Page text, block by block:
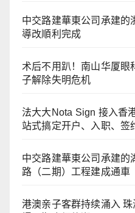
中交路建華東公司承建的
導改順利完成
术后不用趴！南山华厦眼
子解除失明危机
法大大Nota Sign 接入香
站式搞定开户、入职、签
中交路建華東公司承建的
路（二期）工程建成通車
港澳亲子客群持续涌入 珠